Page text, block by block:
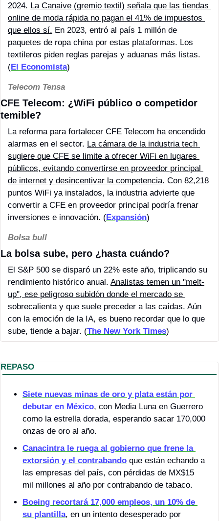
2024. La Canaive (gremio textil) señala que las tiendas
online de moda rápida no pagan el 41% de impuestos
que ellos sí. En 2023, entró al país 1 millón de
paquetes de ropa china por estas plataformas. Los
textileros piden reglas parejas y aduanas más listas.
(El Economista)
Telecom Tensa
CFE Telecom: ¿WiFi público o competidor
temible?
La reforma para fortalecer CFE Telecom ha encendido
alarmas en el sector. La cámara de la industria tech
sugiere que CFE se limite a ofrecer WiFi en lugares
públicos, evitando convertirse en proveedor principal
de internet y desincentivar la competencia. Con 82,218
puntos WiFi ya instalados, la industria advierte que
convertir a CFE en proveedor principal podría frenar
inversiones e innovación. (Expansión)
Bolsa bull
La bolsa sube, pero ¿hasta cuándo?
El S&P 500 se disparó un 22% este año, triplicando su
rendimiento histórico anual. Analistas temen un "melt-
up", ese peligroso subidón donde el mercado se
sobrecalienta y que suele preceder a las caídas. Aún
con la emoción de la IA, es bueno recordar que lo que
sube, tiende a bajar. (The New York Times)
REPASO
Siete nuevas minas de oro y plata están por
debutar en México, con Media Luna en Guerrero
como la estrella dorada, esperando sacar 170,000
onzas de oro al año.
Canacintra le ruega al gobierno que frene la
extorsión y el contrabando que están echando a
las empresas del país, con pérdidas de MX$15
mil millones al año por contrabando de tabaco.
Boeing recortará 17,000 empleos, un 10% de
su plantilla, en un intento desesperado por